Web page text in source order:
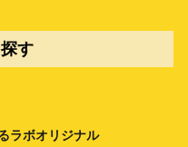
す
ラボオリジナル